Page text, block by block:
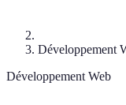
Développement
Développement Web